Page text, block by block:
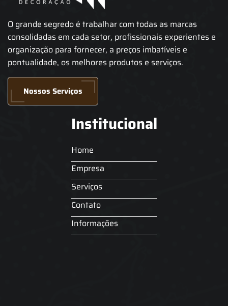
O grande segredo é trabalhar com todas as marcas
consolidadas em cada setor, profissionais experientes e
organização para fornecer, a preços imbatíveis e
pontualidade, os melhores produtos e serviços.
Nossos Serviços
Institucional
Home
Empresa
Serviços
Contato
Informações